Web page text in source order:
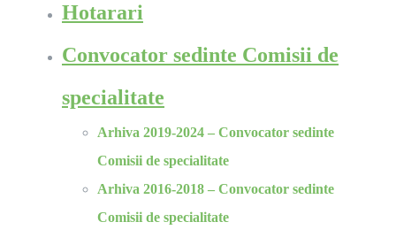
Hotarari
Convocator sedinte Comisii de
specialitate
Arhiva 2019-2024 – Convocator sedinte
Comisii de specialitate
Arhiva 2016-2018 – Convocator sedinte
Comisii de specialitate